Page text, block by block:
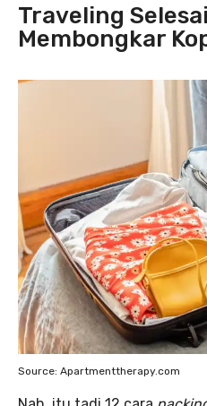
Traveling
Membongkar
Source: Apartmenttherapy.com